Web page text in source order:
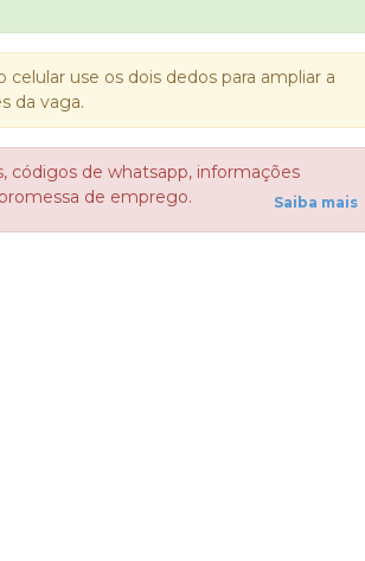
use os dois dedos para ampliar a
da vaga.
códigos de whatsapp, informações
de emprego.
Saiba mais